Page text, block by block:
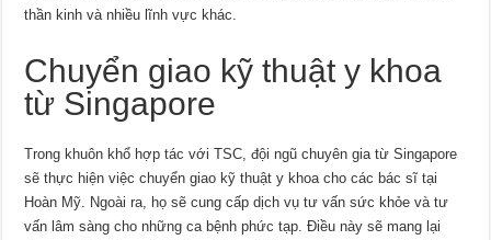
thần kinh và nhiều lĩnh vực khác.
Chuyển giao kỹ thuật y khoa
từ Singapore
Trong khuôn khổ hợp tác với TSC, đội ngũ chuyên gia từ Singapore
sẽ thực hiện việc chuyển giao kỹ thuật y khoa cho các bác sĩ tại
Hoàn Mỹ. Ngoài ra, họ sẽ cung cấp dịch vụ tư vấn sức khỏe và tư
vấn lâm sàng cho những ca bệnh phức tạp. Điều này sẽ mang lại